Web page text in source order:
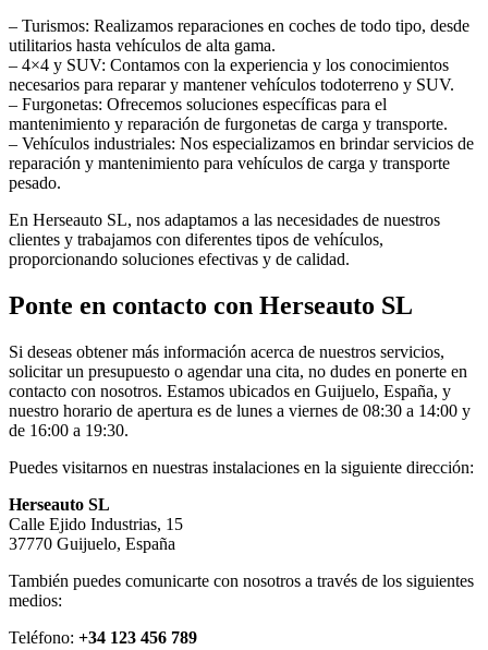
– Turismos: Realizamos reparaciones en coches de todo tipo, desde
utilitarios hasta vehículos de alta gama.
– 4×4 y SUV: Contamos con la experiencia y los conocimientos
necesarios para reparar y mantener vehículos todoterreno y SUV.
– Furgonetas: Ofrecemos soluciones específicas para el
mantenimiento y reparación de furgonetas de carga y transporte.
– Vehículos industriales: Nos especializamos en brindar servicios de
reparación y mantenimiento para vehículos de carga y transporte
pesado.
En Herseauto SL, nos adaptamos a las necesidades de nuestros
clientes y trabajamos con diferentes tipos de vehículos,
proporcionando soluciones efectivas y de calidad.
Ponte en contacto con Herseauto SL
Si deseas obtener más información acerca de nuestros servicios,
solicitar un presupuesto o agendar una cita, no dudes en ponerte en
contacto con nosotros. Estamos ubicados en Guijuelo, España, y
nuestro horario de apertura es de lunes a viernes de 08:30 a 14:00 y
de 16:00 a 19:30.
Puedes visitarnos en nuestras instalaciones en la siguiente dirección:
Herseauto SL
Calle Ejido Industrias, 15
37770 Guijuelo, España
También puedes comunicarte con nosotros a través de los siguientes
medios:
Teléfono: +34 123 456 789